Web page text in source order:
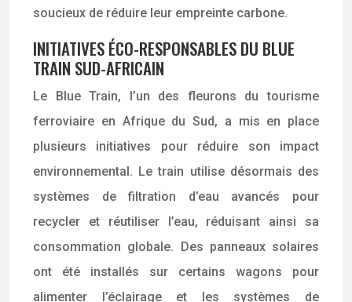
soucieux de réduire leur empreinte carbone.
INITIATIVES ÉCO-RESPONSABLES DU BLUE
TRAIN SUD-AFRICAIN
Le Blue Train, l’un des fleurons du tourisme
ferroviaire en Afrique du Sud, a mis en place
plusieurs initiatives pour réduire son impact
environnemental. Le train utilise désormais des
systèmes de filtration d’eau avancés pour
recycler et réutiliser l’eau, réduisant ainsi sa
consommation globale. Des panneaux solaires
ont été installés sur certains wagons pour
alimenter l’éclairage et les systèmes de